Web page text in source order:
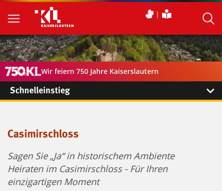
Wir feiern 750 Jahre Kaiserslautern
Schnelleinstieg
Casimirschloss
Sagen Sie „Ja“ in historischem Ambiente
Heiraten im Casimirschloss - Für Ihren
einzigartigen Moment